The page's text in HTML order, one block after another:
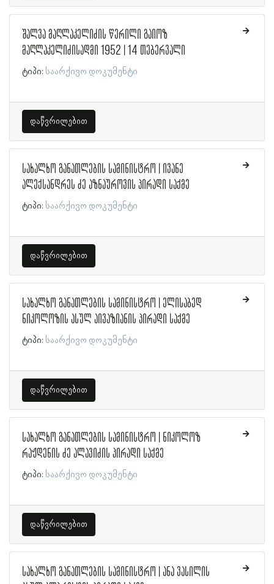
შალვა მაღლაკელიძის წერილი გაიოზ
მაღლაკელიძისადმი 1952 | 14 თებერვალი
ტიპი: საარქივო დოკუმენტი
დაწვრილებით
სახალხო განათლების სამინისტრო | ივანე
ალექსანდრეს ძე აზნაუროვის პირადი საქმე
ტიპი: საარქივო დოკუმენტი
დაწვრილებით
სახალხო განათლების სამინისტრო | ელისაბედ
ნიკოლოზის ასულ აივაზიანის პირადი საქმე
ტიპი: საარქივო დოკუმენტი
დაწვრილებით
სახალხო განათლების სამინისტრო | ნიკოლოზ
რაჟდენის ძე ალავიძის პირადი საქმე
ტიპი: საარქივო დოკუმენტი
დაწვრილებით
სახალხო განათლების სამინისტრო | ანა ვასილის